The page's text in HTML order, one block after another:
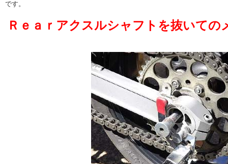
です。
Ｒｅａｒアクスルシャフトを抜いて